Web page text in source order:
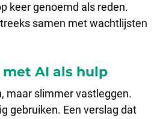
keer genoemd als reden.
samen met wachtlijsten
AI als hulp
maar slimmer vastleggen.
gebruiken. Een verslag dat